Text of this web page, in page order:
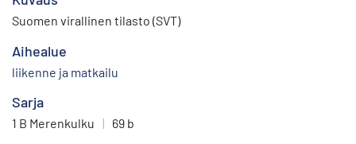
Suomen virallinen tilasto (SVT)
Aihealue
liikenne ja matkailu
Sarja
1 B Merenkulku | 69 b